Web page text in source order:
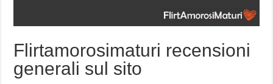
Flirtamorosimaturi recensioni
generali sul sito